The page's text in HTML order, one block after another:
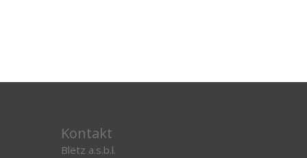
Kontakt
Blëtz a.s.b.l.